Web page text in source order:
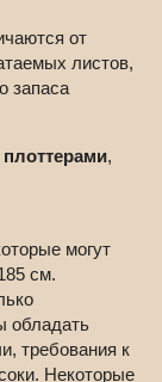
от
листов,
запаса
плоттерами,
могут
см.
обладать
требования к
Некоторые